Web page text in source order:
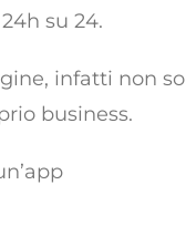
su 24.
infatti non
business.